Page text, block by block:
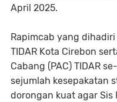
April 2025.
Rapimcab yang
TIDAR Kota Cirebon
Cabang (PAC) TIDAR
sejumlah kesepakatan
dorongan kuat agar Sis